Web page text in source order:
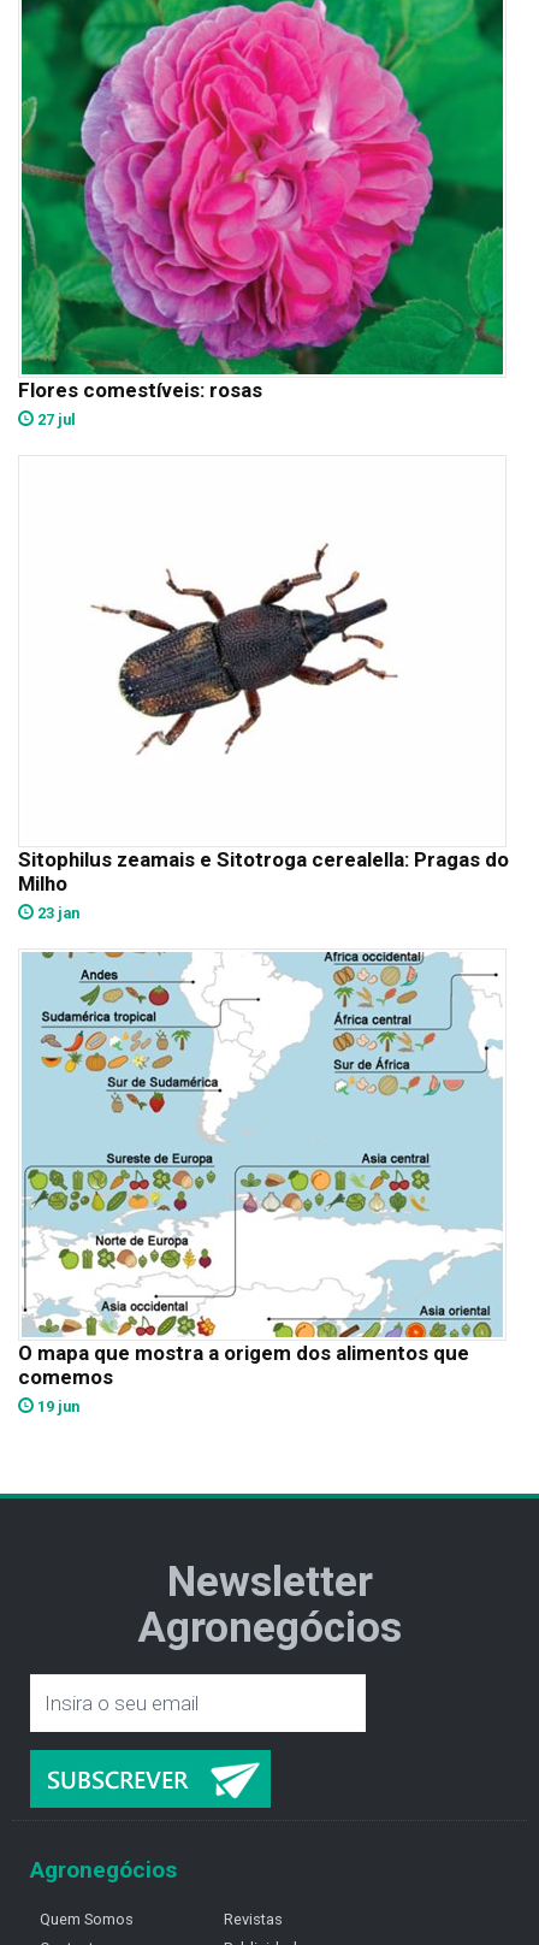
Flores comestíveis: rosas
27 jul
Sitophilus zeamais e Sitotroga cerealella: Pragas do
Milho
23 jan
O mapa que mostra a origem dos alimentos que
comemos
19 jun
Newsletter
Agronegócios
Agronegócios
Quem Somos
Revistas